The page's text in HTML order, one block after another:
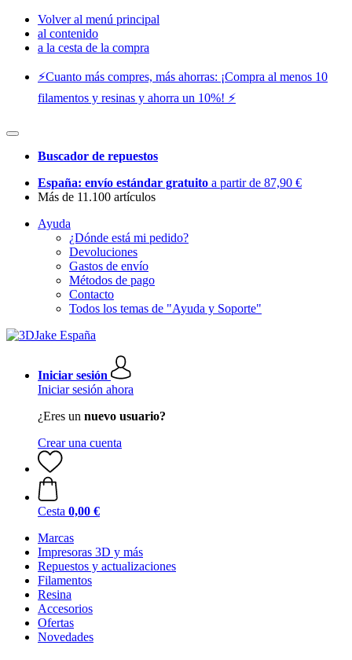
Volver al menú principal
al contenido
a la cesta de la compra
⚡️Cuanto más compres, más ahorras: ¡Compra al menos 10
filamentos y resinas y ahorra un 10%! ⚡️
Buscador de repuestos
España: envío estándar gratuito a partir de 87,90 €
Más de 11.100 artículos
Ayuda
¿Dónde está mi pedido?
Devoluciones
Gastos de envío
Métodos de pago
Contacto
Todos los temas de "Ayuda y Soporte"
Iniciar sesión
Iniciar sesión ahora
¿Eres un nuevo usuario?
Crear una cuenta
Cesta 0,00 €
Marcas
Impresoras 3D y más
Repuestos y actualizaciones
Filamentos
Resina
Accesorios
Ofertas
Novedades